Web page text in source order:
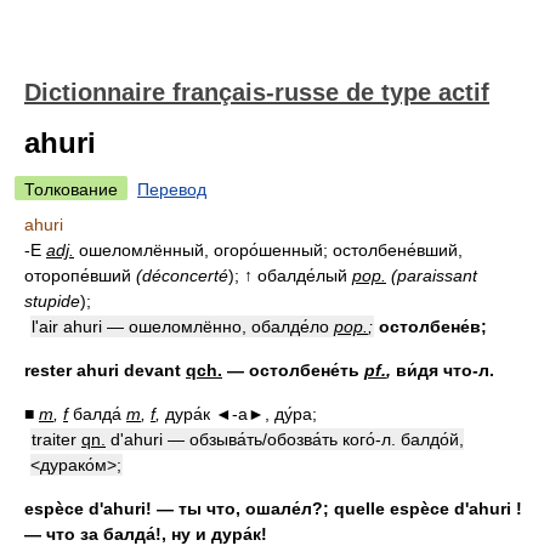
Dictionnaire français-russe de type actif
ahuri
Толкование
Перевод
ahuri
-E adj. ошеломлённый, огоро́шенный; остолбене́вший,
оторопе́вший (déconcerté); ↑ обалде́лый pop. (paraissant
stupide);
l'air ahuri — ошеломлённо, обалде́ло pop. ; остолбене́в;
rester ahuri devant qch. — остолбене́ть pf., ви́дя что-л.
■ m fбалда́ m f, дура́к ◄-а►, ду́ра;
traiter qn. d'ahuri — обзыва́ть/обозва́ть кого́-л. балдо́й,
<дурако́м>;
espèce d'ahuri! — ты что, ошале́л?; quelle espèce d'ahuri !
— что за балда́!, ну и дура́к!